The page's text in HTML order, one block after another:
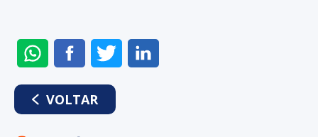
ENVIAR
NO
WHATSAPP
COMPARTILHAR
NO
FACEBOOK
COMPARTILHAR
NO
VOLTAR